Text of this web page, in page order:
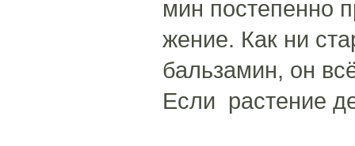
мин постепенно
жение. Как ни
бальзамин, он
Если растение